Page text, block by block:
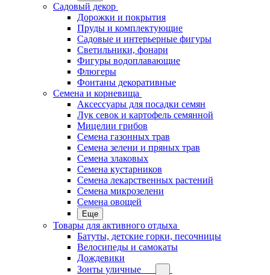
Садовый декор
Дорожки и покрытия
Пруды и комплектующие
Садовые и интерьерные фигуры
Светильники, фонари
Фигуры водоплавающие
Флюгеры
Фонтаны декоративные
Семена и корневища
Аксессуары для посадки семян
Лук севок и картофель семянной
Мицелии грибов
Семена газонных трав
Семена зелени и пряных трав
Семена злаковых
Семена кустарников
Семена лекарственных растений
Семена микрозелени
Семена овощей
Еще
Товары для активного отдыха
Батуты, детские горки, песочницы
Велосипеды и самокаты
Дождевики
Зонты уличные